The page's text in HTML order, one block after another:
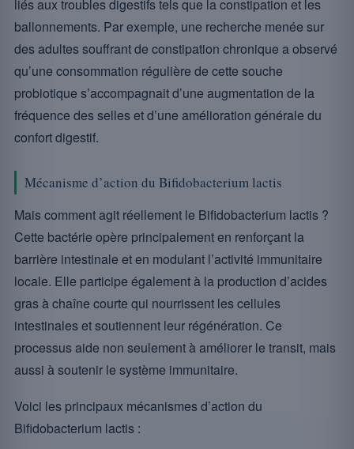
liés aux troubles digestifs tels que la constipation et les
ballonnements. Par exemple, une recherche menée sur
des adultes souffrant de constipation chronique a observé
qu’une consommation régulière de cette souche
probiotique s’accompagnait d’une augmentation de la
fréquence des selles et d’une amélioration générale du
confort digestif.
Mécanisme d’action du Bifidobacterium lactis
Mais comment agit réellement le Bifidobacterium lactis ?
Cette bactérie opère principalement en renforçant la
barrière intestinale et en modulant l’activité immunitaire
locale. Elle participe également à la production d’acides
gras à chaîne courte qui nourrissent les cellules
intestinales et soutiennent leur régénération. Ce
processus aide non seulement à améliorer le transit, mais
aussi à soutenir le système immunitaire.
Voici les principaux mécanismes d’action du
Bifidobacterium lactis :